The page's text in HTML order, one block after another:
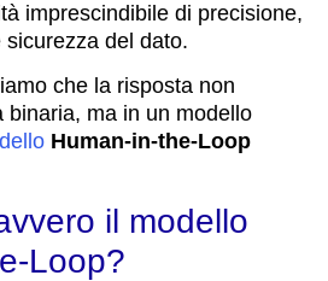
imprescindibile di precisione,
del dato.
che la risposta non
binaria, ma in un modello
Human-in-the-Loop
il modello
Loop?